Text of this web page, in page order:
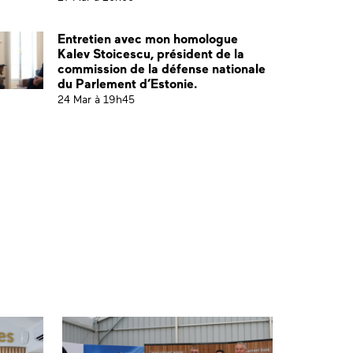
Entretien avec mon homologue
Kalev Stoicescu, président de la
commission de la défense nationale
du Parlement d’Estonie.
24 Mar à 19h45